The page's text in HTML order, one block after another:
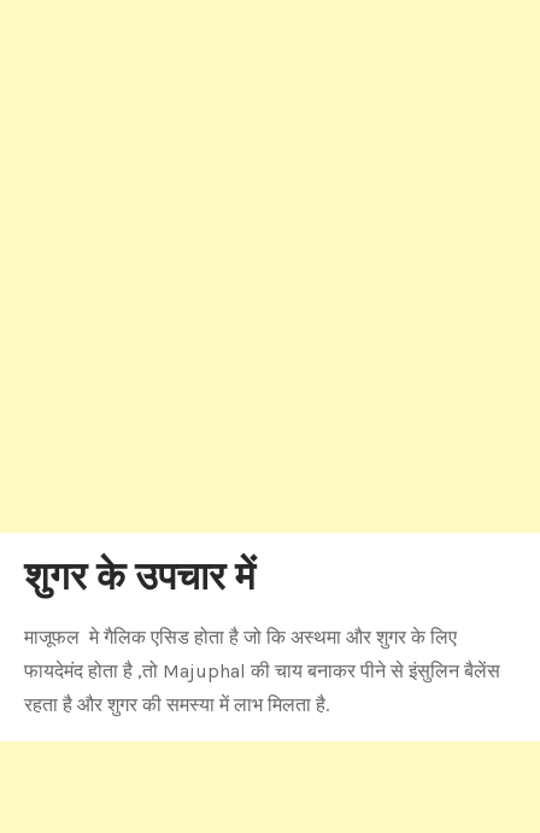
शुगर के उपचार में
माजूफल मे गैलिक एसिड होता है जो कि अस्थमा और शुगर के लिए
फायदेमंद होता है ,तो Majuphal की चाय बनाकर पीने से इंसुलिन बैलेंस
रहता है और शुगर की समस्या में लाभ मिलता है.